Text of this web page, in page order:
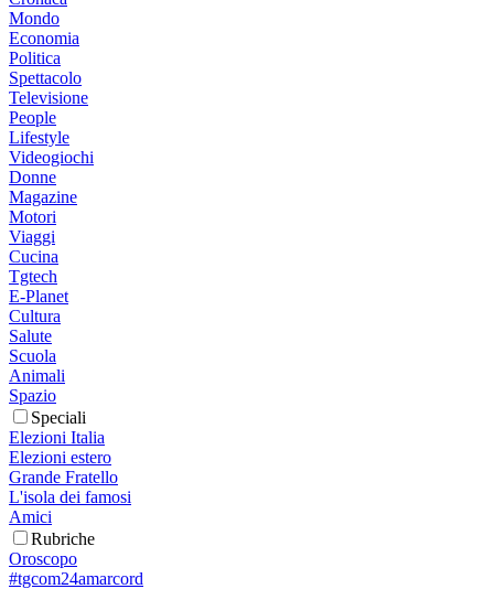
Mondo
Economia
Politica
Spettacolo
Televisione
People
Lifestyle
Videogiochi
Donne
Magazine
Motori
Viaggi
Cucina
Tgtech
E-Planet
Cultura
Salute
Scuola
Animali
Spazio
Speciali
Elezioni Italia
Elezioni estero
Grande Fratello
L'isola dei famosi
Amici
Rubriche
Oroscopo
#tgcom24amarcord